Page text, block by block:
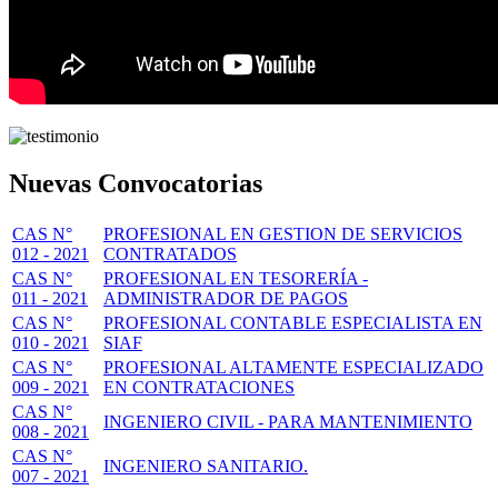
Nuevas Convocatorias
CAS N°
012 - 2021
PROFESIONAL EN GESTION DE SERVICIOS
CONTRATADOS
CAS N°
011 - 2021
PROFESIONAL EN TESORERÍA -
ADMINISTRADOR DE PAGOS
CAS N°
010 - 2021
PROFESIONAL CONTABLE ESPECIALISTA EN
SIAF
CAS N°
009 - 2021
PROFESIONAL ALTAMENTE ESPECIALIZADO
EN CONTRATACIONES
CAS N°
008 - 2021
INGENIERO CIVIL - PARA MANTENIMIENTO
CAS N°
007 - 2021
INGENIERO SANITARIO.